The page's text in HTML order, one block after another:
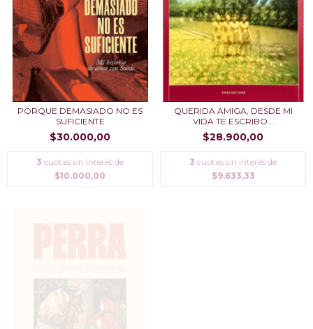
PORQUE DEMASIADO NO ES
SUFICIENTE
$30.000,00
3 cuotas sin interés de
$10.000,00
QUERIDA AMIGA, DESDE MI
VIDA TE ESCRIBO...
$28.900,00
3 cuotas sin interés de
$9.633,33